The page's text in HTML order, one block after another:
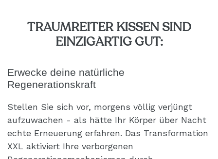
TRAUMREITER KISSEN SIND
EINZIGARTIG GUT:
Erwecke deine natürliche
Regenerationskraft
Stellen Sie sich vor, morgens völlig verjüngt
aufzuwachen - als hätte Ihr Körper über Nacht
echte Erneuerung erfahren. Das Transformation
XXL aktiviert Ihre verborgenen